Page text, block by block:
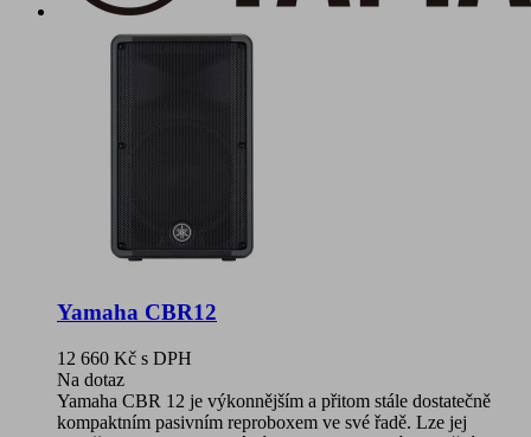
Yamaha CBR12
12 660 Kč s DPH
Na dotaz
Yamaha CBR 12 je výkonnějším a přitom stále dostatečně
kompaktním pasivním reproboxem ve své řadě. Lze jej